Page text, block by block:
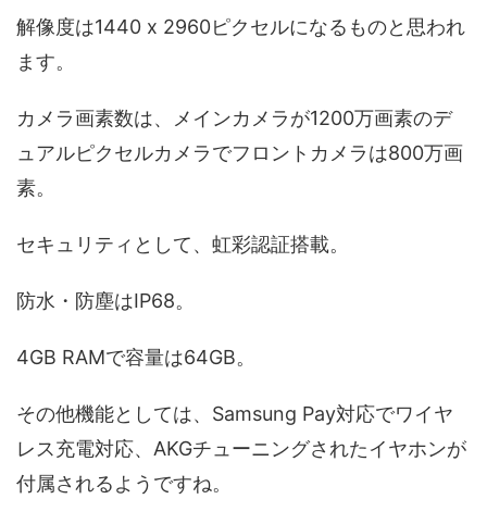
解像度は1440 x 2960ピクセルになるものと思われ
ます。
カメラ画素数は、メインカメラが1200万画素のデ
ュアルピクセルカメラでフロントカメラは800万画
素。
セキュリティとして、虹彩認証搭載。
防水・防塵はIP68。
4GB RAMで容量は64GB。
その他機能としては、Samsung Pay対応でワイヤ
レス充電対応、AKGチューニングされたイヤホンが
付属されるようですね。